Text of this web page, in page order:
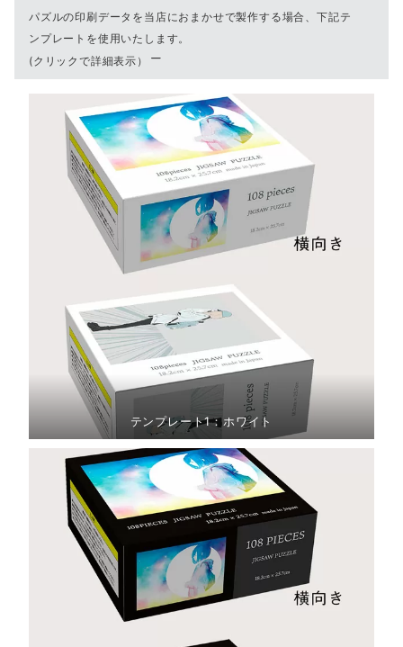
パズルの印刷データを当店におまかせで製作する場合、下記テ
ンプレートを使用いたします。
(クリックで詳細表示）
テンプレート1：ホワイト